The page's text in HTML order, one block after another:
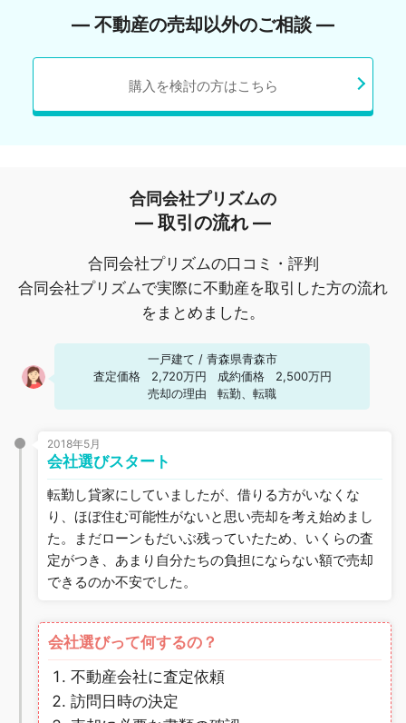
― 不動産の売却以外のご相談 ―
購入を検討の方はこちら
合同会社プリズムの
― 取引の流れ ―
合同会社プリズムの口コミ・評判
合同会社プリズムで実際に不動産を取引した方の流れ
をまとめました。
一戸建て / 青森県青森市
査定価格
2,720万円 成約価格
2,500万円
売却の理由
転勤、転職
2018年5月
会社選びスタート
転勤し貸家にしていましたが、借りる方がいなくな
り、ほぼ住む可能性がないと思い売却を考え始めまし
た。まだローンもだいぶ残っていたため、いくらの査
定がつき、あまり自分たちの負担にならない額で売却
できるのか不安でした。
会社選びって何するの？
不動産会社に査定依頼
訪問日時の決定